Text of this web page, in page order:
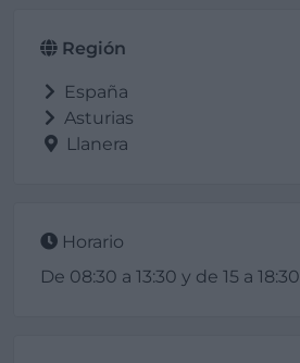
Región
España
Asturias
Llanera
Horario
De 08:30 a 13:30 y de 15 a 18:30